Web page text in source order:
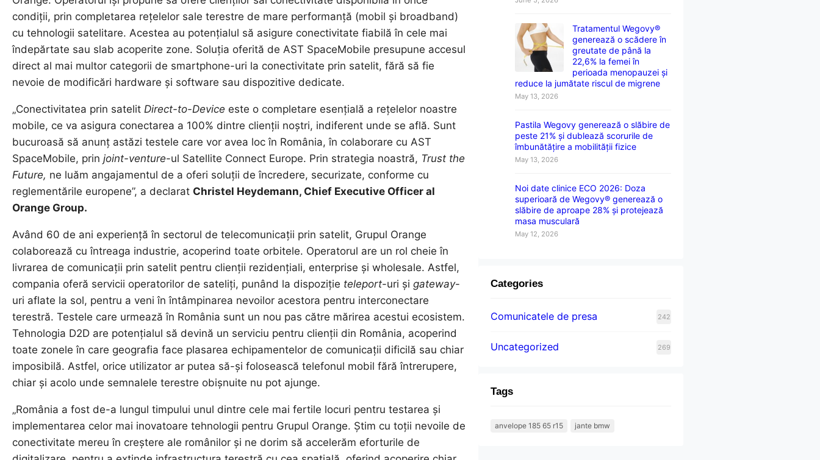
condiții, prin completarea rețelelor sale terestre de mare performanță (mobil și broadband)
cu tehnologii satelitare. Acestea au potențialul să asigure conectivitate fiabilă în cele mai
îndepărtate sau slab acoperite zone. Soluția oferită de AST SpaceMobile presupune accesul
direct al mai multor categorii de smartphone-uri la conectivitate prin satelit, fără să fie
nevoie de modificări hardware și software sau dispozitive dedicate.
„Conectivitatea prin satelit Direct-to-Device este o completare esențială a rețelelor noastre
mobile, ce va asigura conectarea a 100% dintre clienții noștri, indiferent unde se află. Sunt
bucuroasă să anunț astăzi testele care vor avea loc în România, în colaborare cu AST
SpaceMobile, prin joint-venture-ul Satellite Connect Europe. Prin strategia noastră, Trust the
Future, ne luăm angajamentul de a oferi soluții de încredere, securizate, conforme cu
reglementările europene”, a declarat Christel Heydemann, Chief Executive Officer al
Orange Group.
Având 60 de ani experiență în sectorul de telecomunicații prin satelit, Grupul Orange
colaborează cu întreaga industrie, acoperind toate orbitele. Operatorul are un rol cheie în
livrarea de comunicații prin satelit pentru clienții rezidențiali, enterprise și wholesale. Astfel,
compania oferă servicii operatorilor de sateliți, punând la dispoziție teleport-uri și gateway-
uri aflate la sol, pentru a veni în întâmpinarea nevoilor acestora pentru interconectare
terestră. Testele care urmează în România sunt un nou pas către mărirea acestui ecosistem.
Tehnologia D2D are potențialul să devină un serviciu pentru clienții din România, acoperind
toate zonele în care geografia face plasarea echipamentelor de comunicații dificilă sau chiar
imposibilă. Astfel, orice utilizator ar putea să-și folosească telefonul mobil fără întrerupere,
chiar și acolo unde semnalele terestre obișnuite nu pot ajunge.
„România a fost de-a lungul timpului unul dintre cele mai fertile locuri pentru testarea și
implementarea celor mai inovatoare tehnologii pentru Grupul Orange. Știm cu toții nevoile de
conectivitate mereu în creștere ale românilor și ne dorim să accelerăm eforturile de
Tratamentul Wegovy®
generează o scădere în
greutate de până la
22,6% la femei în
perioada menopauzei și
reduce la jumătate riscul de migrene
May 13, 2026
Pastila Wegovy generează o slăbire de
peste 21% și dublează scorurile de
îmbunătățire a mobilității fizice
May 13, 2026
Noi date clinice ECO 2026: Doza
superioară de Wegovy® generează o
slăbire de aproape 28% și protejează
masa musculară
May 12, 2026
Categories
Comunicatele de presa 242
Uncategorized 269
Tags
anvelope 185 65 r15 jante bmw